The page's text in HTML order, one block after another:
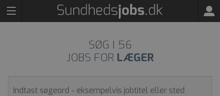
SØG I 56
JOBS FOR LÆGER